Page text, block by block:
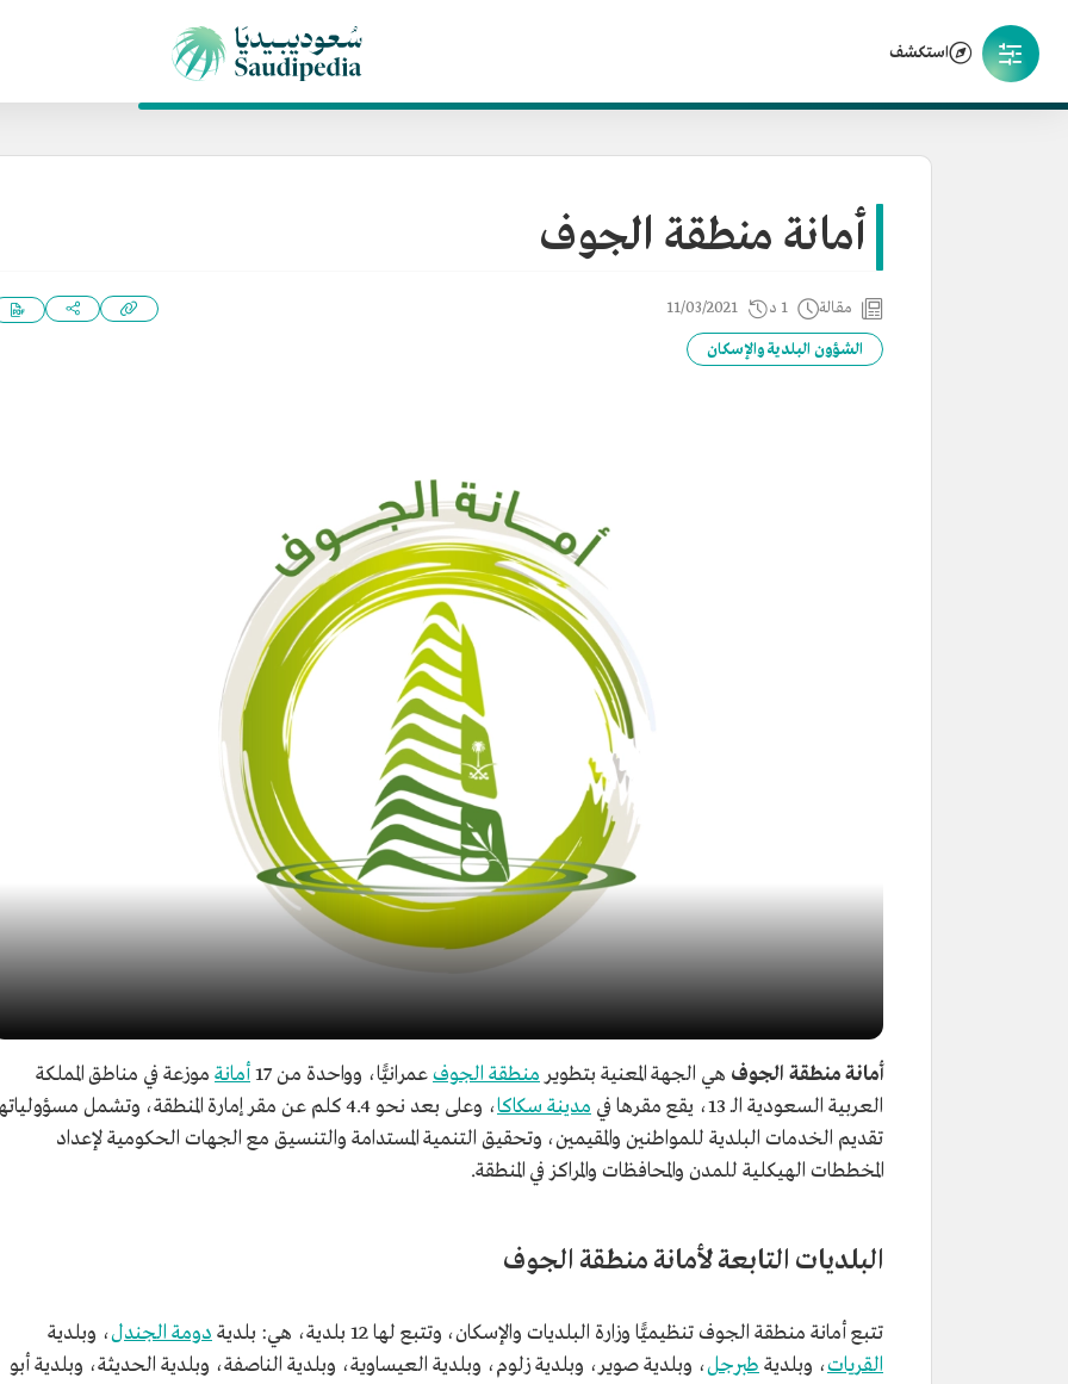
استكشف
أمانة منطقة الجوف
مقالة 1 د 11/03/2021
الشؤون البلدية والإسكان
أمانة منطقة الجوف هي الجهة المعنية بتطوير منطقة الجوفعمرانيًّا، وواحدة من 17 أمانة موزعة في مناطق المملكة
العربية السعودية الـ 13، يقع مقرها في
مدينة سكاكا
، وعلى بعد نحو 4.4 كلم عن مقر إمارة المنطقة، وتشمل
تقديم الخدمات البلدية للمواطنين والمقيمين، وتحقيق التنمية المستدامة والتنسيق مع الجهات الحكومية لإعداد
المخططات الهيكلية للمدن والمحافظات والمراكز في المنطقة.
البلديات التابعة لأمانة منطقة الجوف
تتبع أمانة منطقة الجوف تنظيميًّا وزارة البلديات والإسكان، وتتبع لها 12 بلدية، هي: بلدية دومة الجندل، وبلدية
القريات، وبلدية طبرجل، وبلدية صوير، وبلدية زلوم، وبلدية العيساوية، وبلدية الناصفة، وبلدية الحديثة، وبلدية أبو